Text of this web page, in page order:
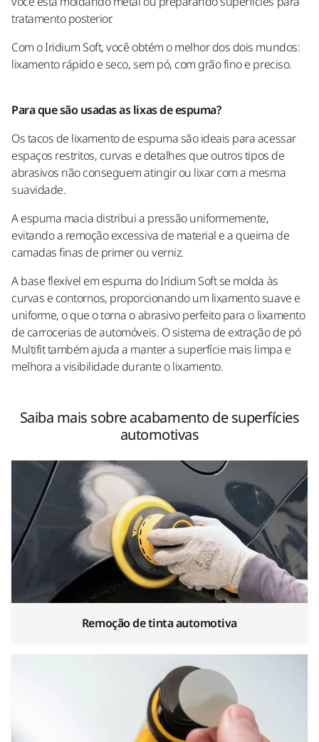
tratamento posterior.
Com o Iridium Soft, você obtém o melhor dos dois mundos:
lixamento rápido e seco, sem pó, com grão fino e preciso.
Para que são usadas as lixas de espuma?
Os tacos de lixamento de espuma são ideais para acessar
espaços restritos, curvas e detalhes que outros tipos de
abrasivos não conseguem atingir ou lixar com a mesma
suavidade.
A espuma macia distribui a pressão uniformemente,
evitando a remoção excessiva de material e a queima de
camadas finas de primer ou verniz.
A base flexível em espuma do Iridium Soft se molda às
curvas e contornos, proporcionando um lixamento suave e
uniforme, o que o torna o abrasivo perfeito para o lixamento
de carrocerias de automóveis. O sistema de extração de pó
Multifit também ajuda a manter a superfície mais limpa e
melhora a visibilidade durante o lixamento.
Saiba mais sobre acabamento de superfícies
automotivas
Remoção de tinta automotiva